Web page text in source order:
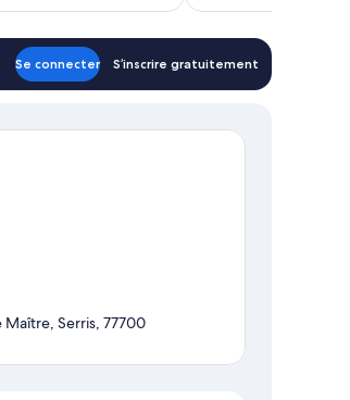
83 €
Se connecter S’inscrire gratuitement
Maître, Serris, 77700